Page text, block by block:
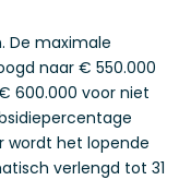
De maximale
naar € 550.000
600.000 voor niet
wordt het lopende
verlengd tot 31